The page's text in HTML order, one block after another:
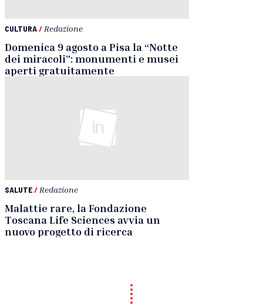
CULTURA/ Redazione
Domenica 9 agosto a Pisa la “Notte
dei miracoli”: monumenti e musei
aperti gratuitamente
SALUTE/ Redazione
Malattie rare, la Fondazione
Toscana Life Sciences avvia un
nuovo progetto di ricerca